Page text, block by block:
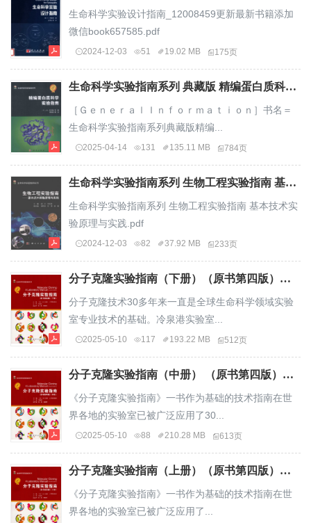
生命科学实验设计指南_12008459更新最新书籍添加
微信book657585.pdf
2024-12-03 51 19.02 MB 175页
生命科学实验指南系列 典藏版 精编蛋白质科学指南_14076069.pdf
［ＧｅｎｅｒａｌＩｎｆｏｒｍａｔｉｏｎ］书名＝
生命科学实验指南系列典藏版精编...
2025-04-14 131 135.11 MB 784页
生命科学实验指南系列 生物工程实验指南 基本技术实验原理与实践.pdf
生命科学实验指南系列 生物工程实验指南 基本技术实
验原理与实践.pdf
2024-12-03 82 37.92 MB 233页
分子克隆实验指南（下册）（原书第四版）（套装上中下册）(Z-Library).pdf
分子克隆技术30多年来一直是全球生命科学领域实验
室专业技术的基础。冷泉港实验室...
2025-05-10 117 193.22 MB 512页
分子克隆实验指南（中册） （原书第四版）（套装上中下册）.pdf
《分子克隆实验指南》一书作为基础的技术指南在世
界各地的实验室已被广泛应用了30...
2025-05-10 88 210.28 MB 613页
分子克隆实验指南（上册）（原书第四版）（套装上中下册）.pdf
《分子克隆实验指南》一书作为基础的技术指南在世
界各地的实验室已被广泛应用了...